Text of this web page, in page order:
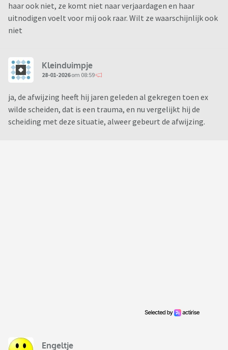
haar ook niet, ze komt niet naar verjaardagen en haar
uitnodigen voelt voor mij ook raar. Wilt ze waarschijnlijk ook
niet
Kleinduimpje
28-01-2026om 08:59
ja, de afwijzing heeft hij jaren geleden al gekregen toen ex
wilde scheiden, dat is een trauma, en nu vergelijkt hij de
scheiding met deze situatie, alweer gebeurt de afwijzing.
Engeltje